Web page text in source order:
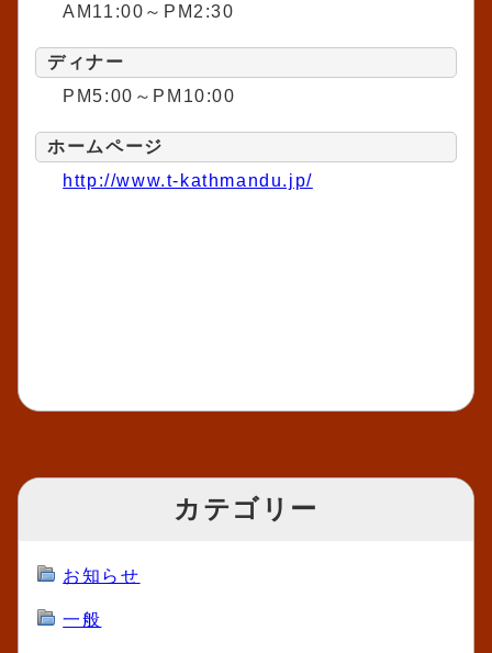
AM11:00～PM2:30
ディナー
PM5:00～PM10:00
ホームページ
http://www.t-kathmandu.jp/
カテゴリー
お知らせ
一般